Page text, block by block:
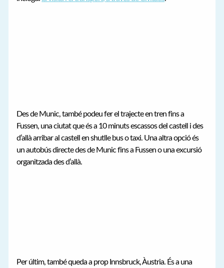
Des de Munic, també podeu fer el trajecte en tren fins a
Fussen, una ciutat que és a 10 minuts escassos del castell i des
d’allà arribar al castell en shutlle bus o taxi. Una altra opció és
un autobús directe des de Munic fins a Fussen o una excursió
organitzada des d’allà.
Per últim, també queda a prop Innsbruck, Àustria. És a una